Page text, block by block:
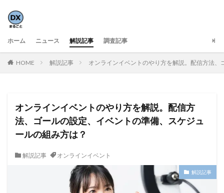
ホーム ニュース 解説記事 調査記事
HOME 解説記事 オンラインイベントのやり方を解説。配信方法
オンラインイベントのやり方を解説。配信方
法、ゴールの設定、イベントの準備、スケジュ
ールの組み方は？
解説記事 オンラインイベント
解説記事